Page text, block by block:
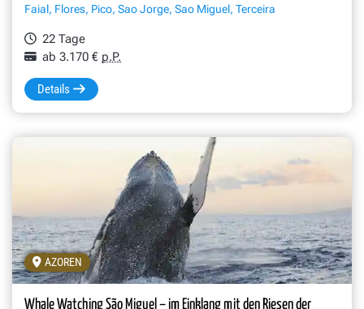
Faial, Flores, Pico, Sao Jorge, Sao Miguel, Terceira
22 Tage
ab 3.170 € p.P.
Details
AZOREN
Whale Watching São Miguel – im Einklang mit den Riesen der